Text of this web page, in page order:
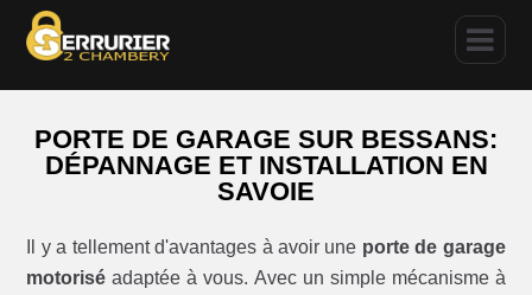
PORTE DE GARAGE SUR BESSANS:
DÉPANNAGE ET INSTALLATION EN
SAVOIE
Il y a tellement d'avantages à avoir une porte de garage
motorisé adaptée à vous. Avec un simple mécanisme à